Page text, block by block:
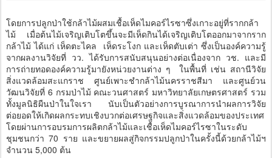
โดยการปลูกป่าใช้กล้าไม้ผสมเชื้อเห็ดไมคอร์ไรซาซึ่งเกาะอยู่ที่รากกล้า
ไม้ เมื่อต้นไม้เจริญเติบโตขึ้นจะมีเห็ดกินได้เจริญเติบโตออกมาจากราก
กล้าไม้ ได้แก่ เห็ดตะไคล เห็ดระโงก และเห็ดตับเต่า ซึ่งเป็นองค์ความรู้
จากผลงานวิจัยที่ วว. ได้รับการสนับสนุนอย่างต่อเนื่องจาก วช. และมี
การถ่ายทอดองค์ความรู้มายังหน่วยงานต่าง ๆ ในพื้นที่ เช่น สถานีวิจัย
สิ่งแวดล้อมสะแกราช ศูนย์เพาะชำกล้าไม้นครราชสีมา และศูนย์วน
วัฒนวิจัยที่ 6 กรมป่าไม้ คณะวนศาสตร์ มหาวิทยาลัยเกษตรศาสตร์ รวม
ทั้งมูลนิธิผืนป่าในใจเรา นับเป็นตัวอย่างการบูรณาการนำผลการวิจัย
ต่อยอดให้เกิดผลกระทบเชิงบวกต่อเศรษฐกิจและสิ่งแวดล้อมของประเทศ
โดยผ่านการอบรมการผลิตกล้าไม้และเชื้อเห็ดไมคอร์ไรซาในระดับ
ชุมชนกว่า 70 ราย และขยายผลสู่กิจกรรมปลูกป่าในครั้งนี้ด้วยกล้าไม้ฯ
จำนวน 5,000 ต้น